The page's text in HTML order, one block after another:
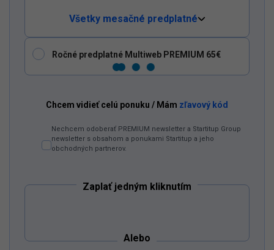
Pridať ako preferovaný zdrojOdzadu, odkaz sa otvorí v novom okne
Všetky mesačné predplatné
Ročné predplatné Multiweb PREMIUM 65€
Chcem vidieť celú ponuku / Mám zľavový kód
Nechcem odoberať PREMIUM newsletter a Startitup Group
newsletter s obsahom a ponukami Startitup a jeho
obchodných partnerov.
Zaplať jedným kliknutím
Alebo